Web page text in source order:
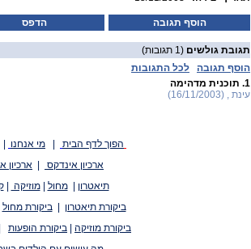
הדפס הוסף תגובה
תגובת גולשים (1 תגובות)
הוסף תגובה
לכל התגובות
1. תוכנית מדהימה
עינת , (16/11/2003)
הפוך לדף הבית מי אנחנו
ארכיון אינדקס
ארכיון
תיאטרון
|מחול |מוזיקה |
ביקורת תיאטרון
|ביקורת מחול
ביקורת מוזיקה
ביקורת הופעות